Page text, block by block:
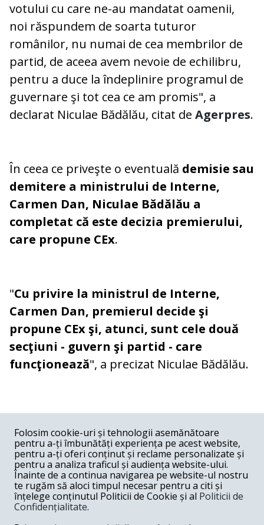
votului cu care ne-au mandatat oamenii,
noi răspundem de soarta tuturor
românilor, nu numai de cea membrilor de
partid, de aceea avem nevoie de echilibru,
pentru a duce la îndeplinire programul de
guvernare şi tot cea ce am promis", a
declarat Niculae Bădălău, citat de Agerpres.
În ceea ce priveşte o eventuală demisie sau
demitere a ministrului de Interne,
Carmen Dan, Niculae Bădălău a
completat că este decizia premierului,
care propune CEx.
"Cu privire la ministrul de Interne,
Carmen Dan, premierul decide şi
propune CEx şi, atunci, sunt cele două
secţiuni - guvern şi partid - care
funcţionează", a precizat Niculae Bădălău.
COMENTARII
Nume
Email
Folosim cookie-uri și tehnologii asemănătoare
pentru a-ți îmbunătăți experiența pe acest website,
pentru a-ți oferi conținut și reclame personalizate și
pentru a analiza traficul și audiența website-ului.
Înainte de a continua navigarea pe website-ul nostru
te rugăm să aloci timpul necesar pentru a citi și
înțelege conținutul Politicii de Cookie și al Politicii de
Confidențialitate.